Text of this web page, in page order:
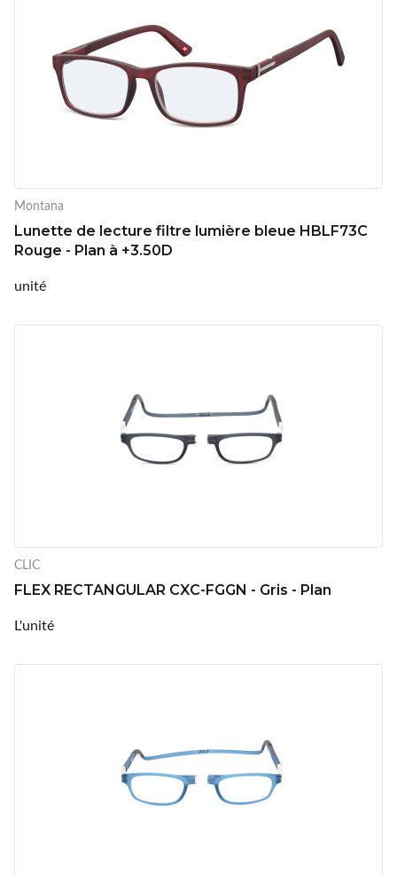
Montana
Lunette de lecture filtre lumière bleue HBLF73C
Rouge - Plan à +3.50D
unité
CLIC
FLEX RECTANGULAR CXC-FGGN - Gris - Plan
L'unité